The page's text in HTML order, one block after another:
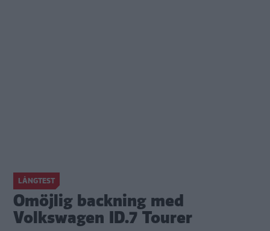
LÅNGTEST
Omöjlig backning med
Volkswagen ID.7 Tourer